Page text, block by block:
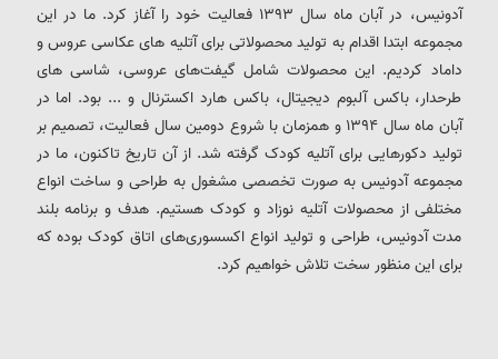
آدونیس، در آبان ماه سال 1393 فعالیت خود را آغاز کرد. ما در این
مجموعه ابتدا اقدام به تولید محصولاتی برای آتلیه های عکاسی عروس و
داماد کردیم. این محصولات شامل گیفت‌های عروسی، شاسی های
طرحدار، باکس آلبوم دیجیتال، باکس هارد اکسترنال و ... بود. اما در
آبان ماه سال 1394 و همزمان با شروع دومین سال فعالیت، تصمیم بر
تولید دکورهایی برای آتلیه کودک گرفته شد. از آن تاریخ تاکنون، ما در
مجموعه آدونیس به صورت تخصصی مشغول به طراحی و ساخت انواع
مختلفی از محصولات آتلیه نوزاد و کودک هستیم. هدف و برنامه بلند
مدت آدونیس، طراحی و تولید انواع اکسسوری‌های اتاق کودک بوده که
برای این منظور سخت تلاش خواهیم کرد.